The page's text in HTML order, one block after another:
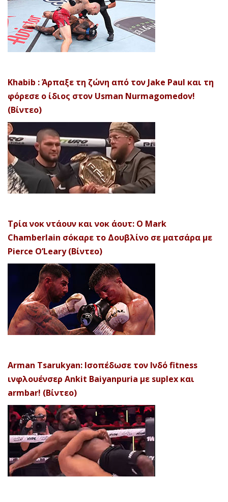
Khabib : Άρπαξε τη ζώνη από τον Jake Paul και τη
φόρεσε ο ίδιος στον Usman Nurmagomedov!
(Βίντεο)
Τρία νοκ ντάουν και νοκ άουτ: Ο Mark
Chamberlain σόκαρε το Δουβλίνο σε ματσάρα με
Pierce O’Leary (Βίντεο)
Arman Tsarukyan: Ισοπέδωσε τον Ινδό fitness
ινφλουένσερ Ankit Baiyanpuria με suplex και
armbar! (Βίντεο)